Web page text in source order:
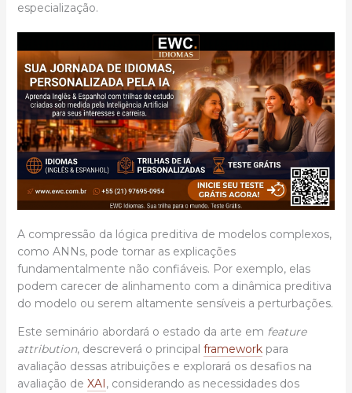
especialização.
A compressão da lógica preditiva de modelos complexos,
como ANNs, pode tornar as explicações
fundamentalmente não confiáveis. Por exemplo, elas
podem carecer de alinhamento com a dinâmica preditiva
do modelo ou serem altamente sensíveis a perturbações.
Este seminário abordará o estado da arte em feature
attribution, descreverá o principal frameworkpara
avaliação dessas atribuições e explorará os desafios na
avaliação de XAI , considerando as necessidades dos